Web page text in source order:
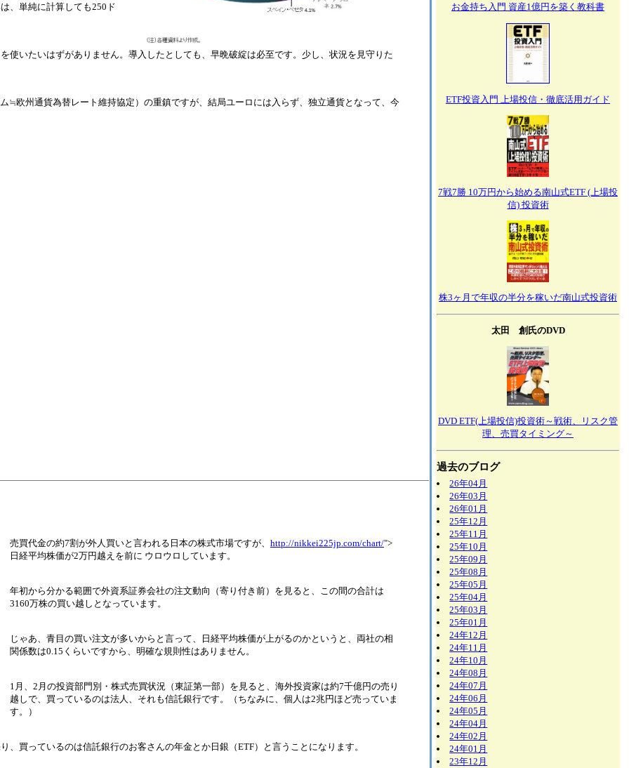
、単純に計算しても250ド
使いたいはずがありません。導入したとしても、早晩破綻は必至です。少し、状況を見守りた
≒欧州通貨為替レート維持協定）の重鎮ですが、結局ユーロには入らず、独立通貨となって、今
売買代金の約7割が外人買いと言われる日本の株式市場ですが、 http://nikkei225jp.com/chart/">
日経平均株価が2万円越えを前に ウロウロしています。
年初から分かる範囲で外資系証券会社の注文動向（寄り付き前）を見ると、この間の合計は
3160万株の買い越しとなっています。
じゃあ、青目の買い注文が多いからと言って、日経平均株価が上がるのかというと、両社の相
関係数は0.15くらいですから、明確な規則性はありません。
1月、2月の投資部門別・株式売買状況（東証第一部）を見ると、海外投資家は約7千億円の売り
越しで、買っているのは法人、それも信託銀行です。（ちなみに、個人は2兆円ほど売っていま
す。）
買っているのは信託銀行のお客さんの年金とか日銀（ETF）と言うことになります。
お金持ち入門 資産1億円を築く教科書
ETF投資入門 上場投信・徹底活用ガイド
7戦7勝 10万円から始める南山式ETF (上場投
信) 投資術
株3ヶ月で年収の半分を稼いだ南山式投資術
太田 創氏のDVD
DVD ETF(上場投信)投資術～戦術、リスク管
理、売買タイミング～
過去のブログ
26年04月
26年03月
26年01月
25年12月
25年11月
25年10月
25年09月
25年08月
25年05月
25年04月
25年03月
25年01月
24年12月
24年11月
24年10月
24年08月
24年07月
24年06月
24年05月
24年04月
24年02月
24年01月
23年12月